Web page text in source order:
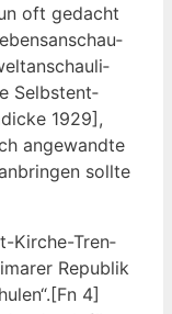
oft gedacht
Selbst­ent­
1929],
ange­wand­te
soll­te
Kir­che-Tren­
Repu­blik
4]